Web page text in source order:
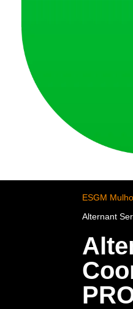
ESGM
Alternant